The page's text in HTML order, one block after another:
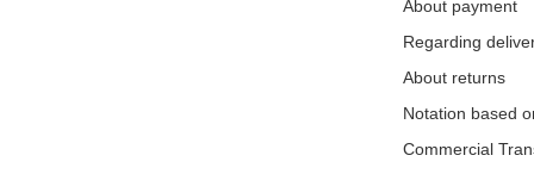
About payment
Regarding
About returns
Notation based
Commercial